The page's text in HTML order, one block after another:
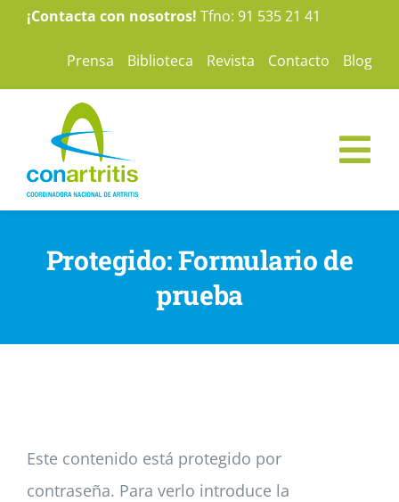
Saltar¡Contacta con nosotros! Tfno: 91 535 21 41
Prensa Biblioteca Revista Contacto Blog
Protegido: Formulario de
prueba
Este contenido está protegido por
contraseña. Para verlo introduce la